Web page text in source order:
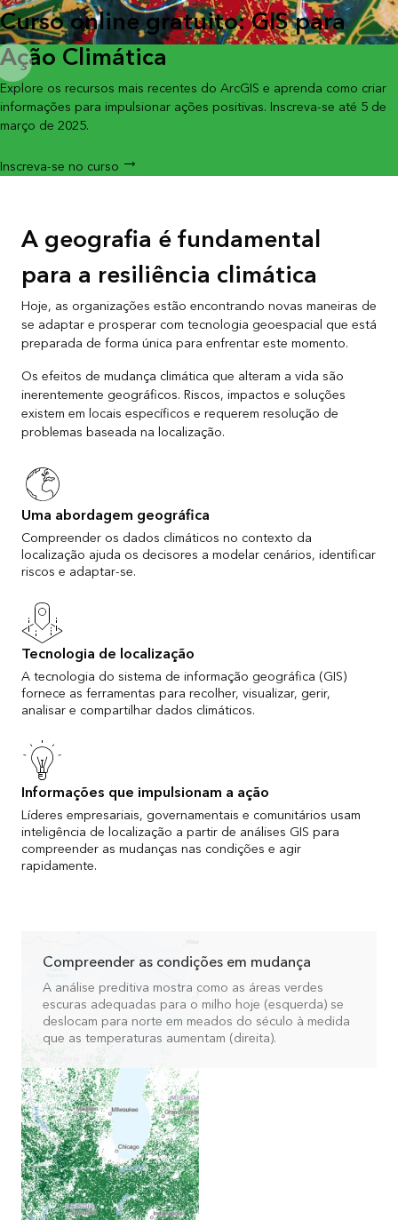
Curso online gratuito: GIS para
Ação Climática
Explore os recursos mais recentes do ArcGIS e aprenda como criar
informações para impulsionar ações positivas. Inscreva-se até 5 de
março de 2025.
Inscreva-se no curso
A geografia é fundamental
para a resiliência climática
Hoje, as organizações estão encontrando novas maneiras de
se adaptar e prosperar com tecnologia geoespacial que está
preparada de forma única para enfrentar este momento.
Os efeitos de mudança climática que alteram a vida são
inerentemente geográficos. Riscos, impactos e soluções
existem em locais específicos e requerem resolução de
problemas baseada na localização.
Uma abordagem geográfica
Compreender os dados climáticos no contexto da
localização ajuda os decisores a modelar cenários, identificar
riscos e adaptar-se.
Tecnologia de localização
A tecnologia do sistema de informação geográfica (GIS)
fornece as ferramentas para recolher, visualizar, gerir,
analisar e compartilhar dados climáticos.
Informações que impulsionam a ação
Líderes empresariais, governamentais e comunitários usam
inteligência de localização a partir de análises GIS para
compreender as mudanças nas condições e agir
rapidamente.
Compreender as condições em mudança
A análise preditiva mostra como as áreas verdes
escuras adequadas para o milho hoje (esquerda) se
deslocam para norte em meados do século à medida
que as temperaturas aumentam (direita).